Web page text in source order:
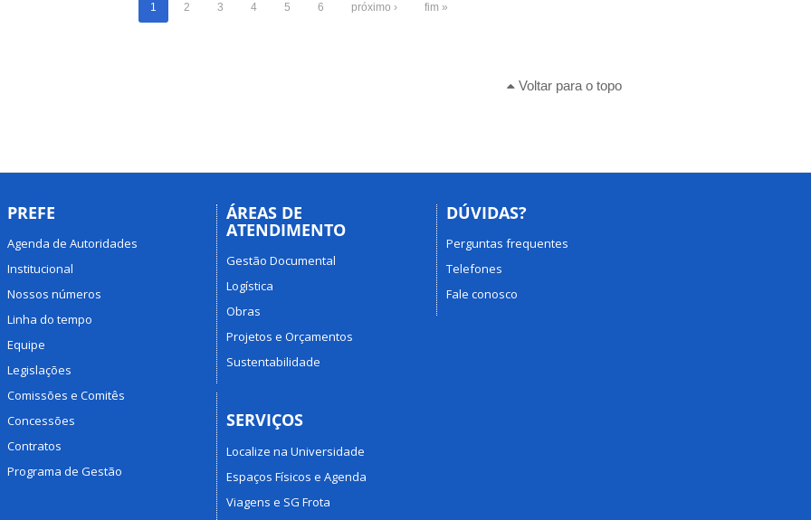
1 2 3 4 5 6 próximo › fim »
Voltar para o topo
PREFE
Agenda de Autoridades
Institucional
Nossos números
Linha do tempo
Equipe
Legislações
Comissões e Comitês
Concessões
Contratos
Programa de Gestão
ÁREAS DE
ATENDIMENTO
Gestão Documental
Logística
Obras
Projetos e Orçamentos
Sustentabilidade
SERVIÇOS
Localize na Universidade
Espaços Físicos e Agenda
Viagens e SG Frota
DÚVIDAS?
Perguntas frequentes
Telefones
Fale conosco